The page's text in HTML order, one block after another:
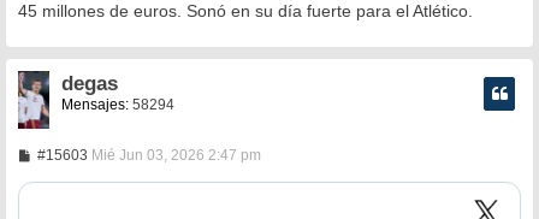
a
e
45 millones de euros. Sonó en su día fuerte para el Atlético.
degas
Mensajes:58294
#15603M
n
Mié Jun 03, 2026 2:47 pm